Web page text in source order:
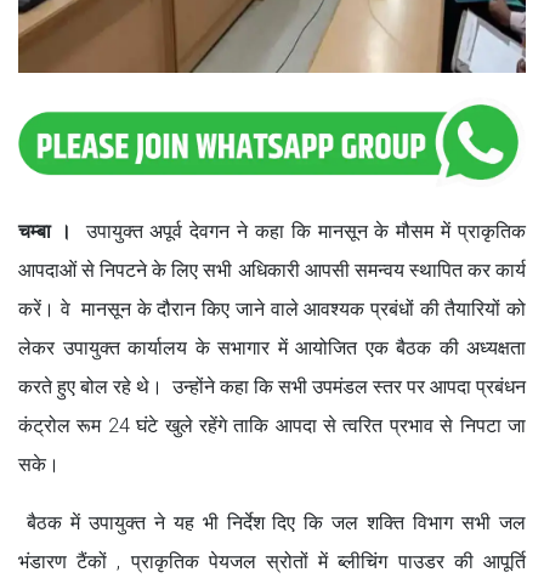
चम्बा ।
उपायुक्त अपूर्व देवगन ने कहा कि मानसून के मौसम में प्राकृतिक
आपदाओं से निपटने के लिए सभी अधिकारी आपसी समन्वय स्थापित कर कार्य
करें। वे मानसून के दौरान किए जाने वाले आवश्यक प्रबंधों की तैयारियों को
लेकर उपायुक्त कार्यालय के सभागार में आयोजित एक बैठक की अध्यक्षता
करते हुए बोल रहे थे। उन्होंने कहा कि सभी उपमंडल स्तर पर आपदा प्रबंधन
कंट्रोल रूम 24 घंटे खुले रहेंगे ताकि आपदा से त्वरित प्रभाव से निपटा जा
सके।
बैठक में उपायुक्त ने यह भी निर्देश दिए कि जल शक्ति विभाग सभी जल
भंडारण टैंकों , प्राकृतिक पेयजल स्रोतों में ब्लीचिंग पाउडर की आपूर्ति